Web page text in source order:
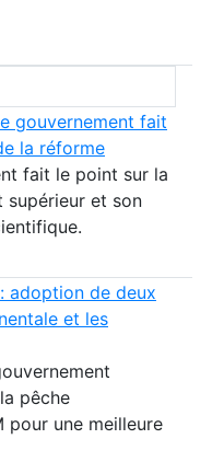
gouvernement fait
la réforme
fait le point sur la
supérieur et son
adoption de deux
et les
pêche
pour une meilleure